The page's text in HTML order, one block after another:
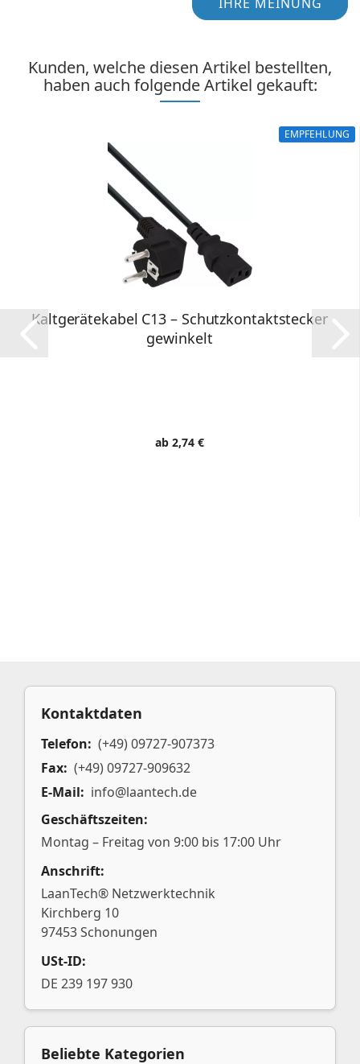
Kunden, welche diesen Artikel bestellten,
haben auch folgende Artikel gekauft:
EMPFEHLUNG
Kaltgerätekabel C13 – Schutzkontaktstecker
gewinkelt
ab 2,74 €
Kontaktdaten
Telefon: (+49) 09727-907373
Fax: (+49) 09727-909632
E-Mail: info@laantech.de
Geschäftszeiten:
Montag – Freitag von 9:00 bis 17:00 Uhr
Anschrift:
LaanTech® Netzwerktechnik
Kirchberg 10
97453 Schonungen
USt-ID:
DE 239 197 930
Beliebte Kategorien